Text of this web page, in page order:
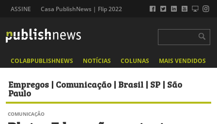
ASSINE Casa PublishNews | Flip 2022
COLABPUBLISHNEWS NOTÍCIAS COLUNAS MAIS VENDIDOS
Empregos | Comunicação | Brasil | SP | São
Paulo
COMUNICAÇÃO